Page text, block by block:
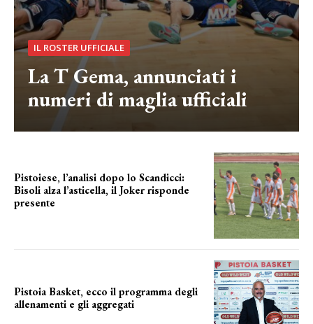
IL ROSTER UFFICIALE
La T Gema, annunciati i
numeri di maglia ufficiali
Pistoiese, l’analisi dopo lo Scandicci:
Bisoli alza l’asticella, il Joker risponde
presente
Pistoia Basket, ecco il programma degli
allenamenti e gli aggregati